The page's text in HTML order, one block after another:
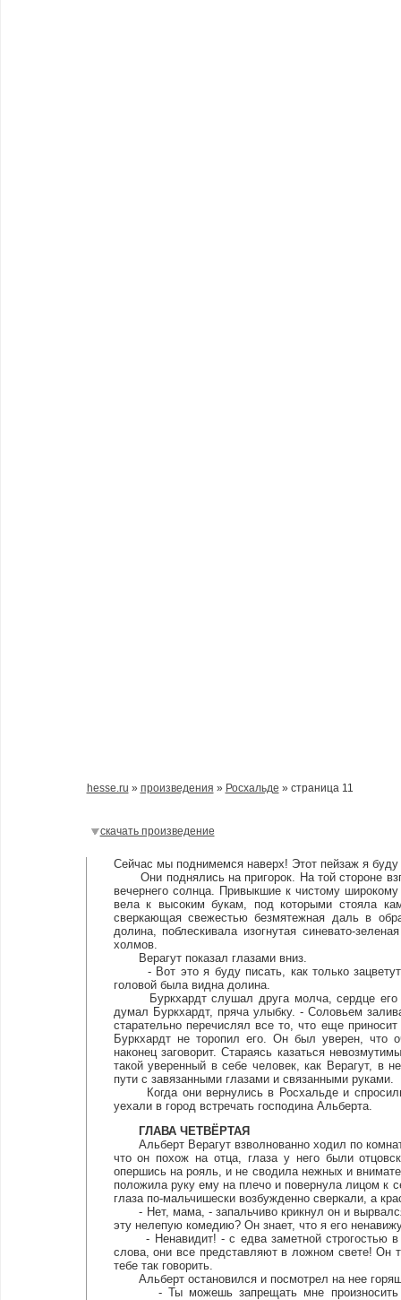
hesse.ru » произведения » Росхальде » страница 11
скачать произведение
Сейчас мы поднимемся наверх! Этот пейзаж я буду
Они поднялись на пригорок. На той стороне
вечернего солнца. Привыкшие к чистому
вела к высоким букам, под которыми стояла
сверкающая свежестью безмятежная даль в
долина, поблескивала изогнутая синевато-
холмов.
Верагут показал глазами вниз.
- Вот это я буду писать, как только зацветут
головой была видна долина.
Буркхардт слушал друга молча, сердце его
думал Буркхардт, пряча улыбку. - Соловьем
старательно перечислял все то, что еще
Буркхардт не торопил его. Он был уверен, что
наконец заговорит. Стараясь казаться
такой уверенный в себе человек, как Верагут, в
пути с завязанными глазами и связанными руками.
Когда они вернулись в Росхальде и спросили
уехали в город встречать господина Альберта.
ГЛАВА ЧЕТВЁРТАЯ
Альберт Верагут взволнованно ходил по
что он похож на отца, глаза у него были
опершись на рояль, и не сводила нежных и
положила руку ему на плечо и повернула лицом к
глаза по-мальчишески возбужденно сверкали, а
- Нет, мама, - запальчиво крикнул он и
эту нелепую комедию? Он знает, что я его
- Ненавидит! - с едва заметной строгостью в
слова, они все представляют в ложном свете! Он
тебе так говорить.
Альберт остановился и посмотрел на нее
- Ты можешь запрещать мне произносить